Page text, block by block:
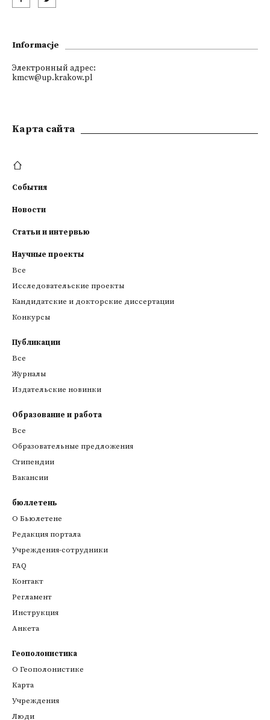
Informacje
Электронный адрес:
kmcw@up.krakow.pl
Kарта сайта
События
Новости
Статьи и интервью
Научные проекты
Все
Исследовательские проекты
Кандидатские и докторские диссертации
Конкурсы
Публикации
Все
Журналы
Издательские новинки
Образование и работа
Все
Образовательные предложения
Стипендии
Вакансии
бюллетень
О Бьюлетене
Редакция портала
Учреждения-сотрудники
FAQ
Контакт
Регламент
Инструкция
Анкета
Геополонистика
О Геополонистике
Kарта
Учреждения
Люди